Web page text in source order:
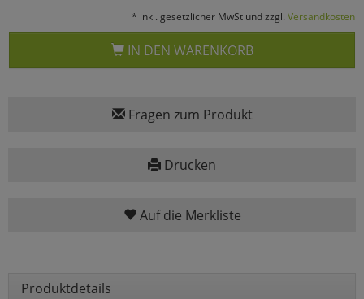
* inkl. gesetzlicher MwSt und zzgl. Versandkosten
IN DEN WARENKORB
Fragen zum Produkt
Drucken
Auf die Merkliste
Produktdetails